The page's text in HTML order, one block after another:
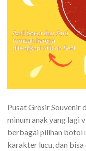
Pusat Grosir Souvenir
minum anak yang lagi
berbagai pilihan botol
karakter lucu, dan